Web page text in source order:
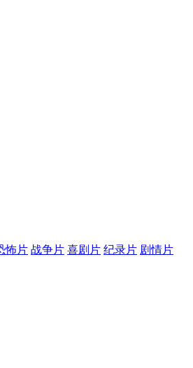
怖片 战争片 喜剧片 纪录片 剧情片